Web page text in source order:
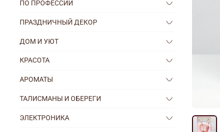
ПО ПРОФЕССИИ
ПРАЗДНИЧНЫЙ ДЕКОР
ДОМ И УЮТ
КРАСОТА
АРОМАТЫ
ТАЛИСМАНЫ И ОБЕРЕГИ
ЭЛЕКТРОНИКА